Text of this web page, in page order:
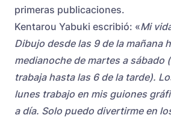
primeras publicaciones.
Kentarou Yabuki escribió: «Mi
Dibujo desde las 9 de la mañana
medianoche de martes a sábado
trabaja hasta las 6 de la tarde).
lunes trabajo en mis guiones
a día. Solo puedo divertirme en